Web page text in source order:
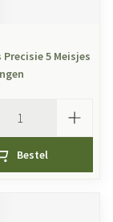
Precisie 5 Meisjes
Bestel